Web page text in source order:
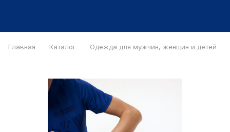
Главная Каталог Одежда для мужчин, женщин и детей